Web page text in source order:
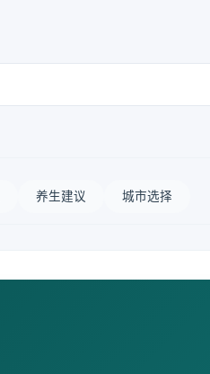
养生建议 城市选择